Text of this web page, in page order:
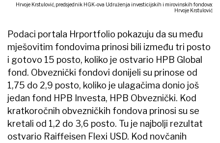
Hrvoje Krstulović, predsjednik HGK-ova Udruženja investicijskih i mirovinskih fondova:
Hrvoje Krstulović
Podaci portala Hrportfolio pokazuju da su među
mješovitim fondovima prinosi bili između tri posto
i gotovo 15 posto, koliko je ostvario HPB Global
fond. Obveznički fondovi donijeli su prinose od
1,75 do 2,9 posto, koliko je ulagačima donio još
jedan fond HPB Investa, HPB Obveznički. Kod
kratkoročnih obvezničkih fondova prinosi su se
kretali od 1,2 do 3,6 posto. Tu je najbolji rezultat
ostvario Raiffeisen Flexi USD. Kod novčanih